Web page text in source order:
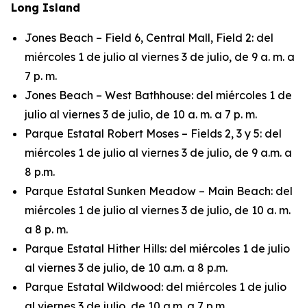
Long Island
Jones Beach – Field 6, Central Mall, Field 2: del
miércoles 1 de julio al viernes 3 de julio, de 9 a. m. a
7 p. m.
Jones Beach – West Bathhouse: del miércoles 1 de
julio al viernes 3 de julio, de 10 a. m. a 7 p. m.
Parque Estatal Robert Moses – Fields 2, 3 y 5: del
miércoles 1 de julio al viernes 3 de julio, de 9 a.m. a
8 p.m.
Parque Estatal Sunken Meadow – Main Beach: del
miércoles 1 de julio al viernes 3 de julio, de 10 a. m.
a 8 p. m.
Parque Estatal Hither Hills: del miércoles 1 de julio
al viernes 3 de julio, de 10 a.m. a 8 p.m.
Parque Estatal Wildwood: del miércoles 1 de julio